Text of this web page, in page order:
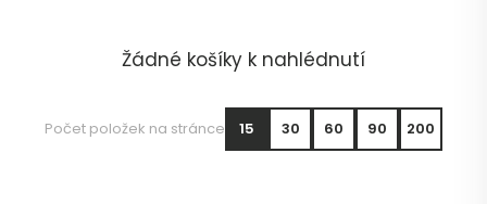
Žádné košíky k nahlédnutí
Počet položek na stránce 15 30 60 90 200